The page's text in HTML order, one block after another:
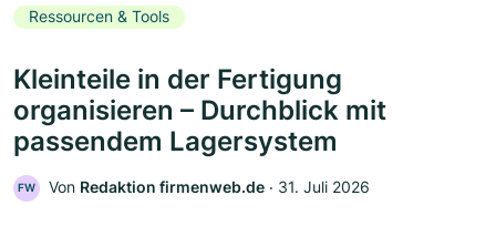
Ressourcen & Tools
Kleinteile in der Fertigung
organisieren – Durchblick mit
passendem Lagersystem
FW Von Redaktion firmenweb.de ‧ 31. Juli 2026